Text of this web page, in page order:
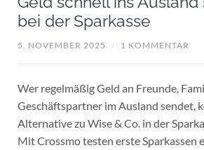
bei der Sparkasse
5. NOVEMBER 2025 / 1 KOMMENTAR
Wer regelmäßig Geld an Freunde,
Geschäftspartner im Ausland sendet,
Alternative zu Wise & Co. in der
Mit Crossmo testen erste Sparkassen